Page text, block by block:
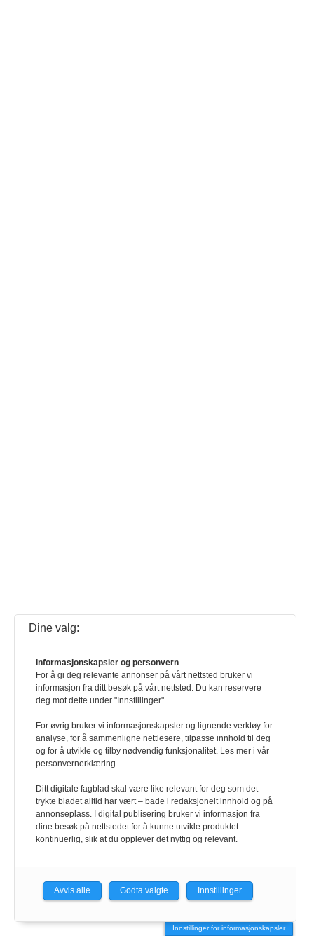
Innstillinger for informasjonskapsler
Dine valg:
Informasjonskapsler og personvern
For å gi deg relevante annonser på vårt nettsted bruker vi
informasjon fra ditt besøk på vårt nettsted. Du kan reservere
deg mot dette under "Innstillinger".
For øvrig bruker vi informasjonskapsler og lignende verktøy for
analyse, for å sammenligne nettlesere, tilpasse innhold til deg
og for å utvikle og tilby nødvendig funksjonalitet. Les mer i vår
personvernerklæring.
Ditt digitale fagblad skal være like relevant for deg som det
trykte bladet alltid har vært – bade i redaksjonelt innhold og på
annonseplass. I digital publisering bruker vi informasjon fra
dine besøk på nettstedet for å kunne utvikle produktet
kontinuerlig, slik at du opplever det nyttig og relevant.
Avvis alle Godta valgte Innstillinger